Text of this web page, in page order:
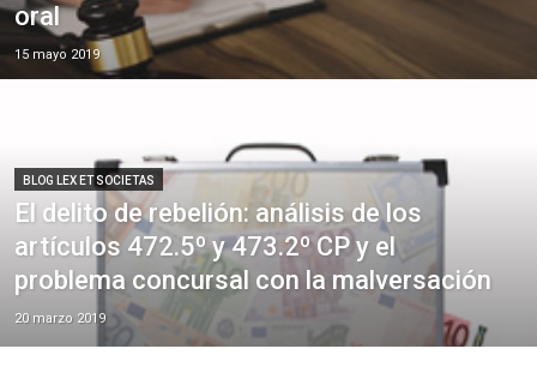
oral
15 mayo 2019
BLOG LEX ET SOCIETAS
El delito de rebelión: análisis de los
artículos 472.5º y 473.2º CP y el
problema concursal con la malversación
20 marzo 2019